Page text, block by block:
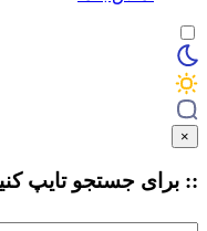
×
:: برای جستجو تایپ